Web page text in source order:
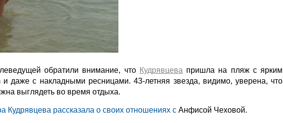
обратили внимание, что Кудрявцева пришла на пляж с ярким
и даже с накладными ресницами. 43-летняя звезда, видимо, уверена, что
выглядеть во время отдыха.
Кудрявцева рассказала о своих отношениях с Анфисой Чеховой.